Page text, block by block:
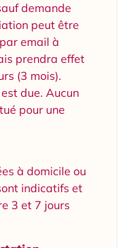
demande
peut être
email à
prendra effet
(3 mois).
due. Aucun
pour une
à domicile ou
indicatifs et
3 et 7 jours